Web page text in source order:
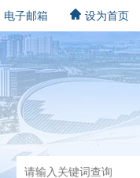
电子邮箱 设为首页